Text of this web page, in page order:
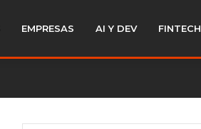
EMPRESAS AI Y DEV FINTECH